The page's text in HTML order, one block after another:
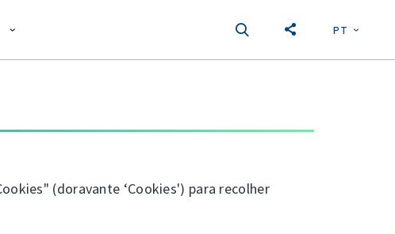
PT
(doravante ‘Cookies') para recolher